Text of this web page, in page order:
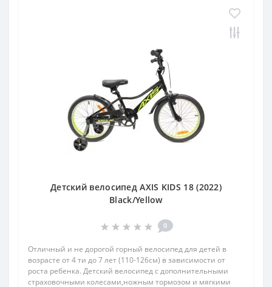
Детский велосипед AXIS KIDS 18 (2022)
Black/Yellow
0
Отличный и не дорогой горный велосипед для детей в
возрасте от 4 ти до 7 лет (110-126см) в зависимости от
роста ребенка. Детский велосипед c дополнительными
страховочными колесами,ножным тормозом и мягкими